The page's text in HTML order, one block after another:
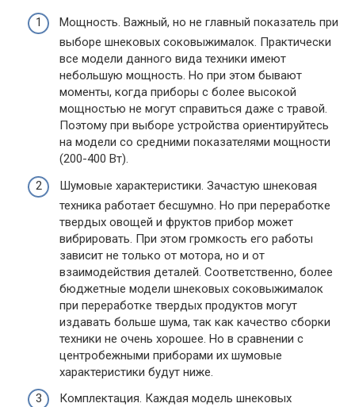
Мощность. Важный, но не главный показатель при
выборе шнековых соковыжималок. Практически
все модели данного вида техники имеют
небольшую мощность. Но при этом бывают
моменты, когда приборы с более высокой
мощностью не могут справиться даже с травой.
Поэтому при выборе устройства ориентируйтесь
на модели со средними показателями мощности
(200-400 Вт).
Шумовые характеристики. Зачастую шнековая
техника работает бесшумно. Но при переработке
твердых овощей и фруктов прибор может
вибрировать. При этом громкость его работы
зависит не только от мотора, но и от
взаимодействия деталей. Соответственно, более
бюджетные модели шнековых соковыжималок
при переработке твердых продуктов могут
издавать больше шума, так как качество сборки
техники не очень хорошее. Но в сравнении с
центробежными приборами их шумовые
характеристики будут ниже.
Комплектация. Каждая модель шнековых